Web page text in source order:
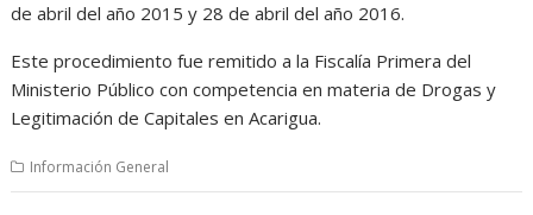
de abril del año 2015 y 28 de abril del año 2016.
Este procedimiento fue remitido a la Fiscalía Primera del
Ministerio Público con competencia en materia de Drogas y
Legitimación de Capitales en Acarigua.
Información General